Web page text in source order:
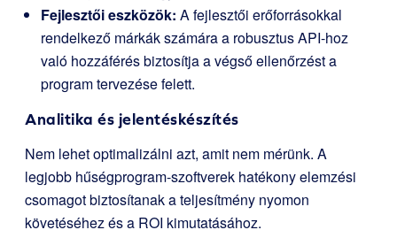
Fejlesztői eszközök: A fejlesztői erőforrásokkal
rendelkező márkák számára a robusztus API-hoz
való hozzáférés biztosítja a végső ellenőrzést a
program tervezése felett.
Analitika és jelentéskészítés
Nem lehet optimalizálni azt, amit nem mérünk. A
legjobb hűségprogram-szoftverek hatékony elemzési
csomagot biztosítanak a teljesítmény nyomon
követéséhez és a ROI kimutatásához.